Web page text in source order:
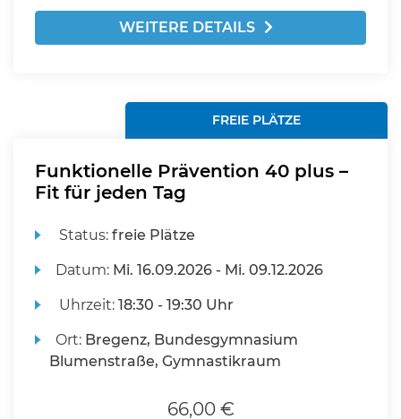
WEITERE DETAILS
FREIE PLÄTZE
Funktionelle Prävention 40 plus –
Fit für jeden Tag
Status:freie Plätze
Datum: Mi. 16.09.2026 - Mi. 09.12.2026
Uhrzeit:18:30 - 19:30 Uhr
Ort: Bregenz, Bundesgymnasium
Blumenstraße, Gymnastikraum
66,00 €